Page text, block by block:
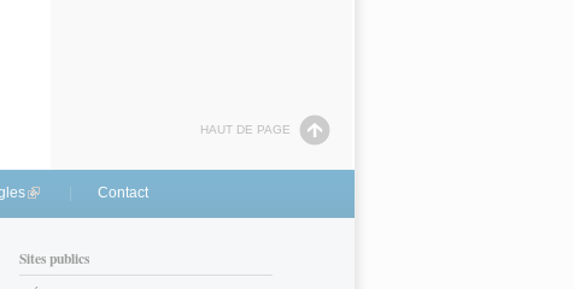
HAUT DE PAGE
(link is external)
Contact
Sites publics